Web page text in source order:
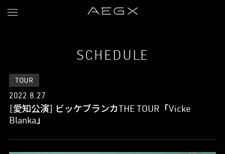
SCHEDULE
TOUR
2022.8.27
[愛知公演] ビッケブランカTHE TOUR「Vicke
Blanka」